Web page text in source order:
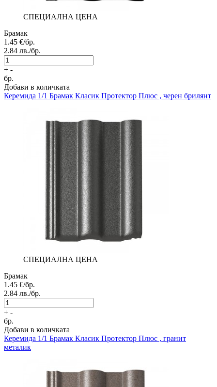
СПЕЦИАЛНА ЦЕНА
Брамак
1.45 €/бр.
2.84 лв./бр.
+ -
бр.
Добави в количката
Керемида 1/1 Брамак Класик Протектор Плюс , черен брилянт
СПЕЦИАЛНА ЦЕНА
Брамак
1.45 €/бр.
2.84 лв./бр.
+ -
бр.
Добави в количката
Керемида 1/1 Брамак Класик Протектор Плюс , гранит
металик